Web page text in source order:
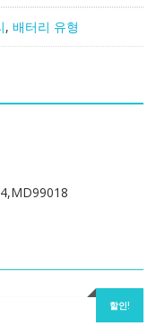
, 배터리 유형
할인!